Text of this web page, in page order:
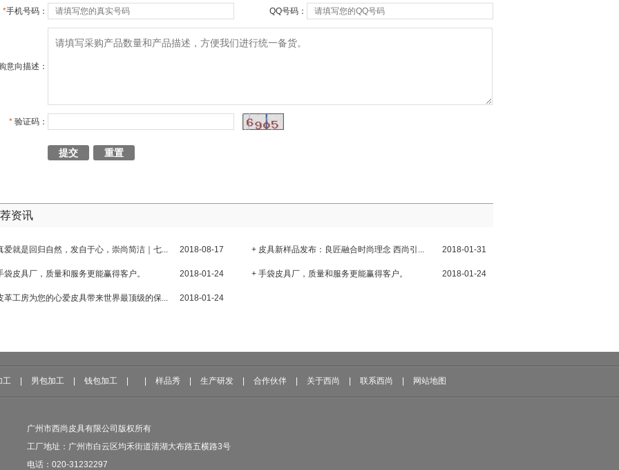
*手机号码： QQ号码：
意向描述：
* 验证码：
资讯
2018-08-17
爱就是回归自然，发自于心，崇尚简洁｜七... 2018-01-31
+ 皮具新样品发布：良匠融合时尚理念 西尚引...
2018-01-24
袋皮具厂，质量和服务更能赢得客户。 2018-01-24
+ 手袋皮具厂，质量和服务更能赢得客户。
2018-01-24
革工房为您的心爱皮具带来世界最顶级的保...
工 男包加工 钱包加工 样品秀 生产研发 合作伙伴 关于西尚 联系西尚 网站地图
广州市西尚皮具有限公司版权所有
工厂地址：广州市白云区均禾街道清湖大布路五横路3号
电话：020-31232297